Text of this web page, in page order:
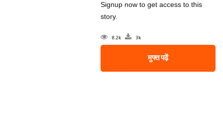
Signup now to get access to this
story.
8.2k 3k
मुफ्त पढ़ें